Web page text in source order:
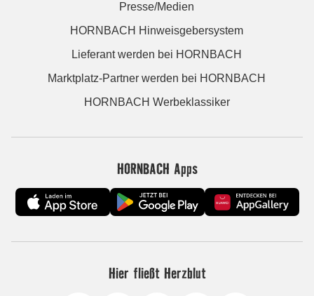
Presse/Medien
HORNBACH Hinweisgebersystem
Lieferant werden bei HORNBACH
Marktplatz-Partner werden bei HORNBACH
HORNBACH Werbeklassiker
HORNBACH Apps
Hier fließt Herzblut